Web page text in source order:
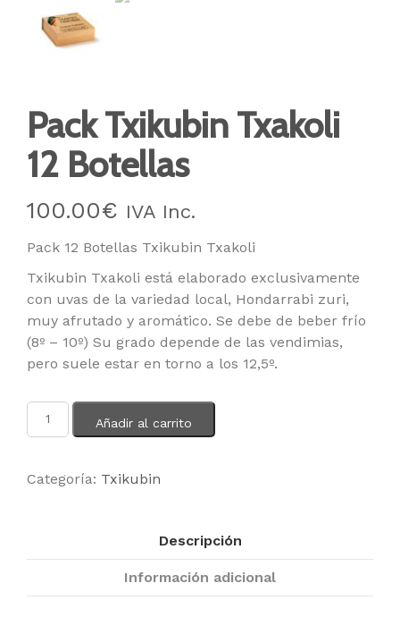
Pack Txikubin Txakoli
12 Botellas
100.00€ IVA Inc.
Pack 12 Botellas Txikubin Txakoli
Txikubin Txakoli está elaborado exclusivamente
con uvas de la variedad local, Hondarrabi zuri,
muy afrutado y aromático. Se debe de beber frío
(8º – 10º) Su grado depende de las vendimias,
pero suele estar en torno a los 12,5º.
Añadir al carrito
Categoría: Txikubin
Descripción
Información adicional